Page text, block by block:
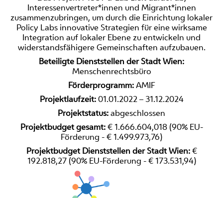
Interessenvertreter*innen und Migrant*innen
zusammenzubringen, um durch die Einrichtung lokaler
Policy Labs innovative Strategien für eine wirksame
Integration auf lokaler Ebene zu entwickeln und
widerstandsfähigere Gemeinschaften aufzubauen.
Beteiligte Dienststellen der Stadt Wien:
Menschenrechtsbüro
Förderprogramm:AMIF
Projektlaufzeit:01.01.2022 – 31.12.2024
Projektstatus:abgeschlossen
Projektbudget gesamt:€ 1.666.604,018 (90% EU-
Förderung - € 1.499.973,76)
Projektbudget Dienststellen der Stadt Wien:€
192.818,27 (90% EU-Förderung - € 173.531,94)